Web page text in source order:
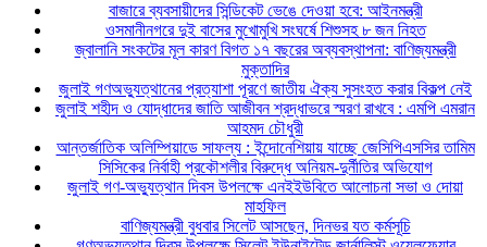
বাজারে ব্যবসায়ীদের সিন্ডিকেট ভেঙে দেওয়া হবে: আইনমন্ত্রী
ওসমানীনগরে দুই বাসের মুখোমুখি সংঘর্ষে শিশুসহ ৮ জন নিহত
জ্বালানি সংকটের মূল কারণ বিগত ১৭ বছরের অব্যবস্থাপনা: বাণিজ্যমন্ত্রী
মুক্তাদির
জুলাই গণঅভ্যুত্থানের প্রত্যাশা পূরণে জাতীয় ঐক্য সুসংহত করার বিকল্প নেই
জুলাই শহীদ ও যোদ্ধাদের জাতি আজীবন শ্রদ্ধাভরে স্মরণ রাখবে : এমপি এমরান
আহমদ চৌধুরী
আন্তর্জাতিক অলিম্পিয়াডে সাফল্য : ইন্দোনেশিয়ায় যাচ্ছে জেসিপিএসসির তামিম
সিসিকের নির্বাহী প্রকৌশলীর বিরুদ্ধে অনিয়ম-দুর্নীতির অভিযোগ
জুলাই গণ-অভ্যুত্থান দিবস উপলক্ষে এনইইউবিতে আলোচনা সভা ও দোয়া
মাহফিল
বাণিজ্যমন্ত্রী বুধবার সিলেট আসছেন, দিনভর যত কর্মসূচি